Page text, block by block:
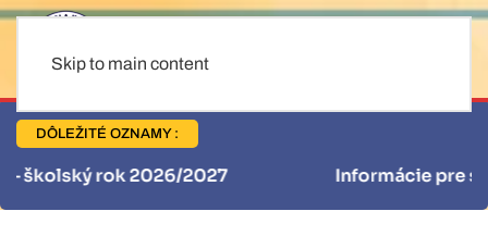
Skip to main content
DÔLEŽITÉ OZNAMY :
Informácie pre stravníkov